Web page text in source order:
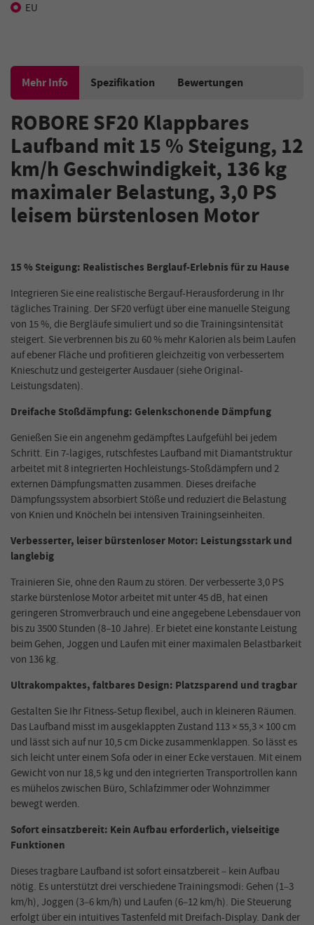
EU
Mehr Info Spezifikation Bewertungen
ROBORE SF20 Klappbares
Laufband mit 15 % Steigung, 12
km/h Geschwindigkeit, 136 kg
maximaler Belastung, 3,0 PS
leisem bürstenlosen Motor
15 % Steigung: Realistisches Berglauf-Erlebnis für zu Hause
Integrieren Sie eine realistische Bergauf-Herausforderung in Ihr
tägliches Training. Der SF20 verfügt über eine manuelle Steigung
von 15 %, die Bergläufe simuliert und so die Trainingsintensität
steigert. Sie verbrennen bis zu 60 % mehr Kalorien als beim Laufen
auf ebener Fläche und profitieren gleichzeitig von verbessertem
Knieschutz und gesteigerter Ausdauer (siehe Original-
Leistungsdaten).
Dreifache Stoßdämpfung: Gelenkschonende Dämpfung
Genießen Sie ein angenehm gedämpftes Laufgefühl bei jedem
Schritt. Ein 7-lagiges, rutschfestes Laufband mit Diamantstruktur
arbeitet mit 8 integrierten Hochleistungs-Stoßdämpfern und 2
externen Dämpfungsmatten zusammen. Dieses dreifache
Dämpfungssystem absorbiert Stöße und reduziert die Belastung
von Knien und Knöcheln bei intensiven Trainingseinheiten.
Verbesserter, leiser bürstenloser Motor: Leistungsstark und
langlebig
Trainieren Sie, ohne den Raum zu stören. Der verbesserte 3,0 PS
starke bürstenlose Motor arbeitet mit unter 45 dB, hat einen
geringeren Stromverbrauch und eine angegebene Lebensdauer von
bis zu 3500 Stunden (8–10 Jahre). Er bietet eine konstante Leistung
beim Gehen, Joggen und Laufen mit einer maximalen Belastbarkeit
von 136 kg.
Ultrakompaktes, faltbares Design: Platzsparend und tragbar
Gestalten Sie Ihr Fitness-Setup flexibel, auch in kleineren Räumen.
Das Laufband misst im ausgeklappten Zustand 113 × 55,3 × 100 cm
und lässt sich auf nur 10,5 cm Dicke zusammenklappen. So lässt es
sich leicht unter einem Sofa oder in einer Ecke verstauen. Mit einem
Gewicht von nur 18,5 kg und den integrierten Transportrollen kann
es mühelos zwischen Büro, Schlafzimmer oder Wohnzimmer
bewegt werden.
Sofort einsatzbereit: Kein Aufbau erforderlich, vielseitige
Funktionen
Dieses tragbare Laufband ist sofort einsatzbereit – kein Aufbau
nötig. Es unterstützt drei verschiedene Trainingsmodi: Gehen (1–3
km/h), Joggen (3–6 km/h) und Laufen (6–12 km/h). Die Steuerung
erfolgt über ein intuitives Tastenfeld mit Dreifach-Display. Dank der